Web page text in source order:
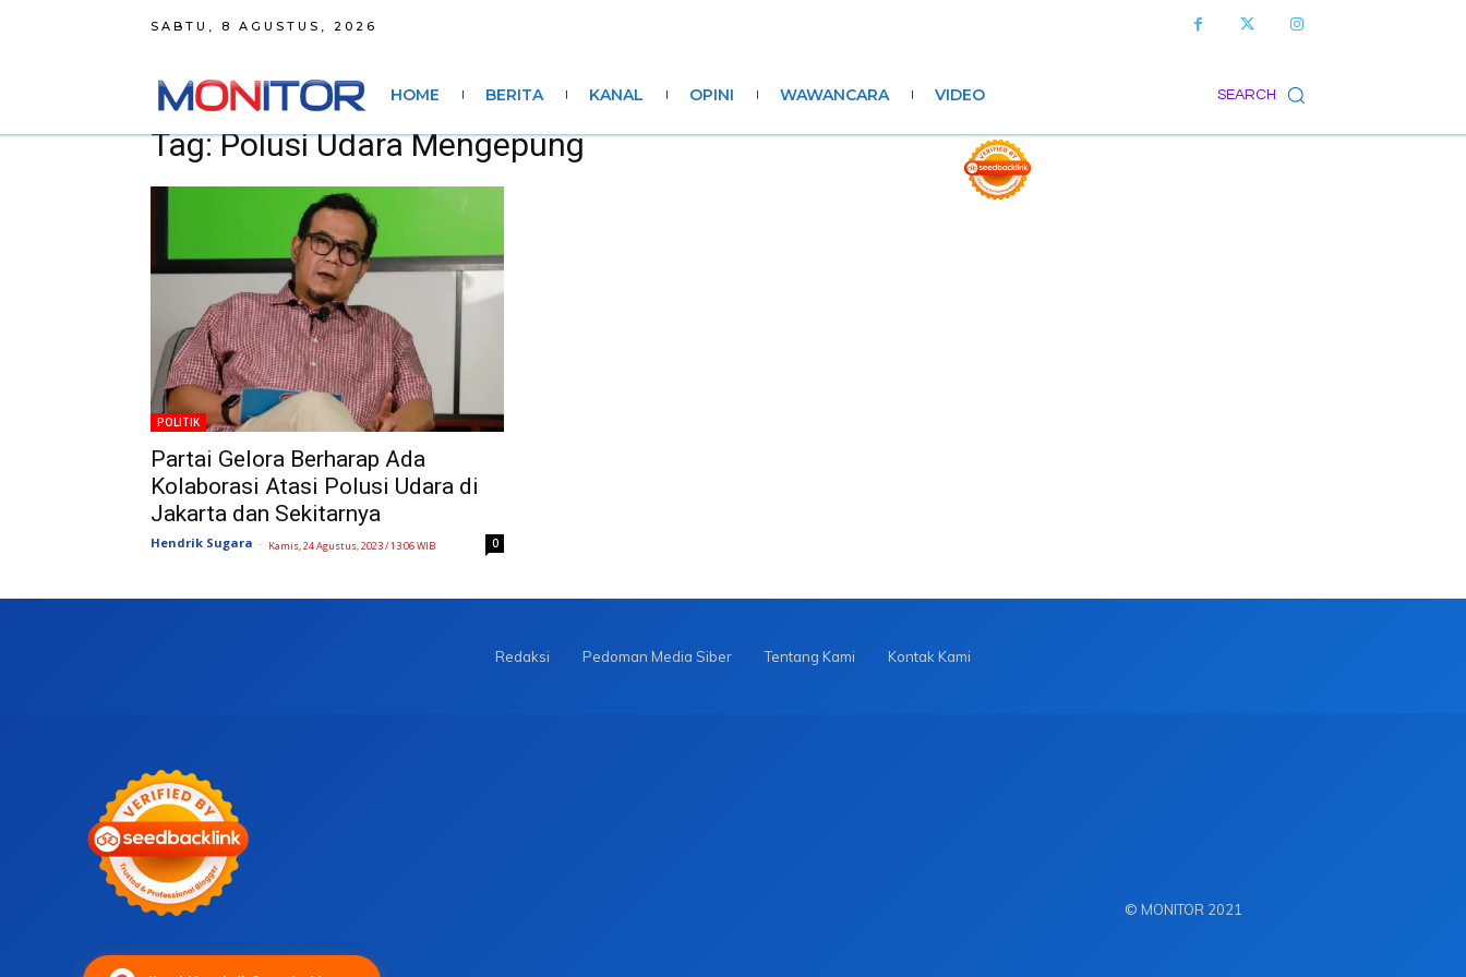
SABTU, 8 AGUSTUS, 2026
SEARCH
HOME BERITA KANAL OPINI WAWANCARA VIDEO
Tag: Polusi Udara Mengepung
POLITIK
Partai Gelora Berharap Ada
Kolaborasi Atasi Polusi Udara di
Jakarta dan Sekitarnya
Hendrik Sugara - Kamis, 24 Agustus, 2023 / 13:06 WIB 0
Redaksi Pedoman Media Siber Tentang Kami Kontak Kami
© MONITOR 2021